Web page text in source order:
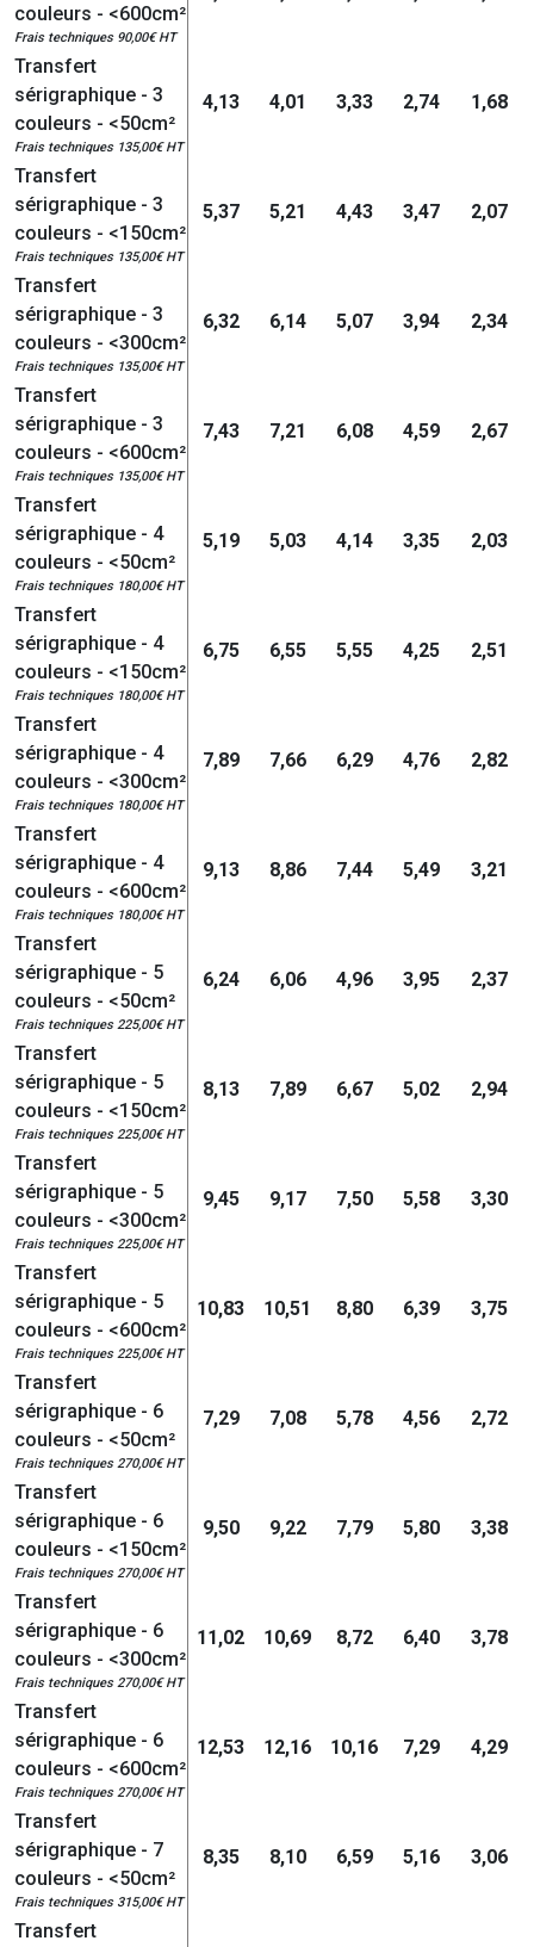
couleurs - <600cm²
Frais techniques 90,00€ HT
Transfert
sérigraphique - 3
couleurs - <50cm²
Frais techniques 135,00€ HT
4,13 4,01 3,33 2,74 1,68
Transfert
sérigraphique - 3
couleurs - <150cm²
Frais techniques 135,00€ HT
5,37 5,21 4,43 3,47 2,07
Transfert
sérigraphique - 3
couleurs - <300cm²
Frais techniques 135,00€ HT
6,32 6,14 5,07 3,94 2,34
Transfert
sérigraphique - 3
couleurs - <600cm²
Frais techniques 135,00€ HT
7,43 7,21 6,08 4,59 2,67
Transfert
sérigraphique - 4
couleurs - <50cm²
Frais techniques 180,00€ HT
5,19 5,03 4,14 3,35 2,03
Transfert
sérigraphique - 4
couleurs - <150cm²
Frais techniques 180,00€ HT
6,75 6,55 5,55 4,25 2,51
Transfert
sérigraphique - 4
couleurs - <300cm²
Frais techniques 180,00€ HT
7,89 7,66 6,29 4,76 2,82
Transfert
sérigraphique - 4
couleurs - <600cm²
Frais techniques 180,00€ HT
9,13 8,86 7,44 5,49 3,21
Transfert
sérigraphique - 5
couleurs - <50cm²
Frais techniques 225,00€ HT
6,24 6,06 4,96 3,95 2,37
Transfert
sérigraphique - 5
couleurs - <150cm²
Frais techniques 225,00€ HT
8,13 7,89 6,67 5,02 2,94
Transfert
sérigraphique - 5
couleurs - <300cm²
Frais techniques 225,00€ HT
9,45 9,17 7,50 5,58 3,30
Transfert
sérigraphique - 5
couleurs - <600cm²
Frais techniques 225,00€ HT
10,83 10,51 8,80 6,39 3,75
Transfert
sérigraphique - 6
couleurs - <50cm²
Frais techniques 270,00€ HT
7,29 7,08 5,78 4,56 2,72
Transfert
sérigraphique - 6
couleurs - <150cm²
Frais techniques 270,00€ HT
9,50 9,22 7,79 5,80 3,38
Transfert
sérigraphique - 6
couleurs - <300cm²
Frais techniques 270,00€ HT
11,02 10,69 8,72 6,40 3,78
Transfert
sérigraphique - 6
couleurs - <600cm²
Frais techniques 270,00€ HT
12,53 12,16 10,16 7,29 4,29
Transfert
sérigraphique - 7
couleurs - <50cm²
Frais techniques 315,00€ HT
8,35 8,10 6,59 5,16 3,06
Transfert